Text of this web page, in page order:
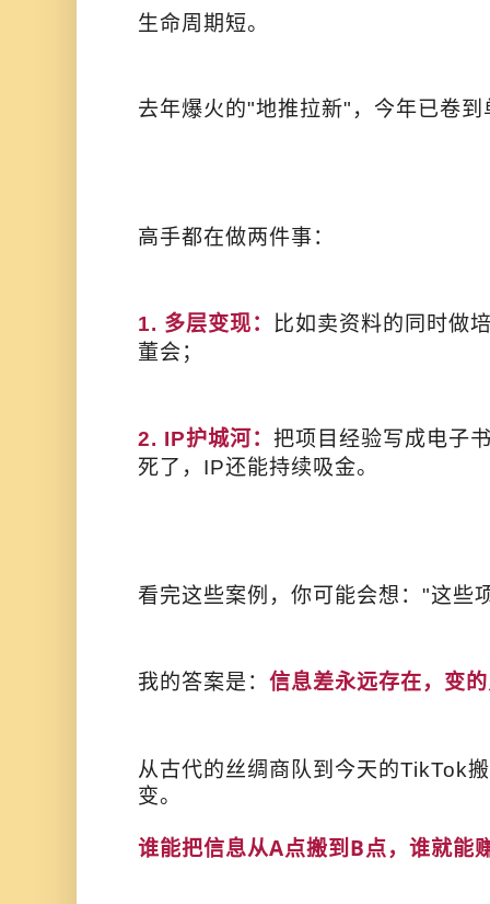
生命周期短。
去年爆火的"地推拉新"，今年已卷
高手都在做两件事：
1. 多层变现：
比如卖资料的同时做
董会；
2. IP护城河： 把项目经验写成电子
死了，IP还能持续吸金。
看完这些案例，你可能会想："这些
我的答案是： 信息差永远存在，变
从古代的丝绸商队到今天的TikTok
变。
谁能把信息从A点搬到B点，谁就能